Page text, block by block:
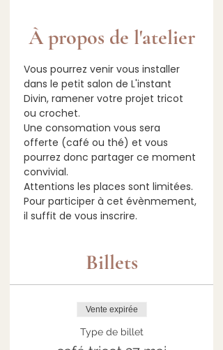
À propos de l'atelier
Vous pourrez venir vous installer
dans le petit salon de L'instant
Divin, ramener votre projet tricot
ou crochet.
Une consomation vous sera
offerte (café ou thé) et vous
pourrez donc partager ce moment
convivial.
Attentions les places sont limitées.
Pour participer à cet évènmement,
il suffit de vous inscrire.
Billets
Vente expirée
Type de billet